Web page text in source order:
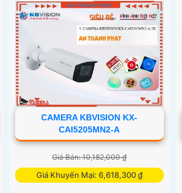
CAMERA KBVISION KX-
CAI5205MN2-A
Giá Bán: 10,182,000 ₫
Giá Khuyến Mại: 6,618,300 ₫